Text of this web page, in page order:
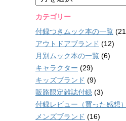
ー
カ
ブ
カテゴリー
付録つきムック本の一覧
アウトドアブランド (12)
月別ムック本の一覧 (6)
キャラクター (29)
キッズブランド (9)
販路限定雑誌付録 (3)
付録レビュー（買った感想）
メンズブランド (16)